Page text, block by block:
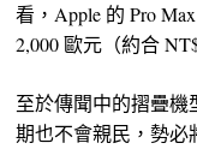
看，Apple 的 Pro
2,000 歐元（約合
至於傳聞中的摺疊
期也不會親民，勢必